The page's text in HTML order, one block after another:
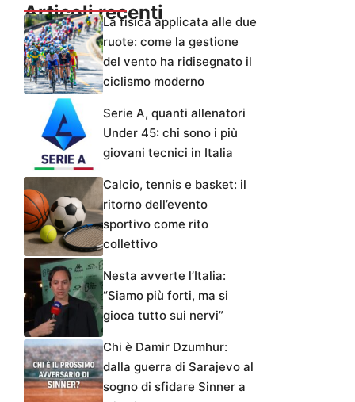
Articoli recentiLa fisica applicata alle due
ruote: come la gestione
del vento ha ridisegnato il
ciclismo moderno
Serie A, quanti allenatori
Under 45: chi sono i più
giovani tecnici in Italia
Calcio, tennis e basket: il
ritorno dell’evento
sportivo come rito
collettivo
Nesta avverte l’Italia:
“Siamo più forti, ma si
gioca tutto sui nervi”
Chi è Damir Dzumhur:
dalla guerra di Sarajevo al
sogno di sfidare Sinner a